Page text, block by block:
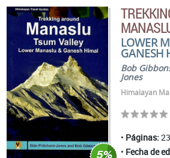
LOWER
GANESH
Bob
Jones
Himalayan
Páginas:
Fecha de